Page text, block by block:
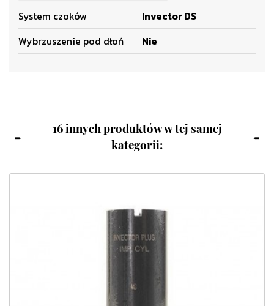
System czoków
Invector DS
Wybrzuszenie pod dłoń
Nie
16 innych produktów w tej samej
kategorii: